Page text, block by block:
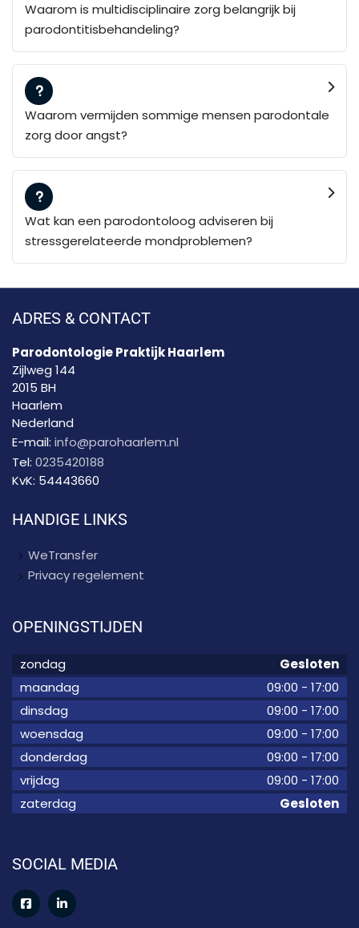
Waarom is multidisciplinaire zorg belangrijk bij
parodontitisbehandeling?
Waarom vermijden sommige mensen parodontale
zorg door angst?
Wat kan een parodontoloog adviseren bij
stressgerelateerde mondproblemen?
ADRES & CONTACT
Parodontologie Praktijk Haarlem
Zijlweg 144
2015 BH
Haarlem
Nederland
E-mail: info@parohaarlem.nl
Tel: 0235420188
KvK: 54443660
HANDIGE LINKS
WeTransfer
Privacy regelement
OPENINGSTIJDEN
zondag
Gesloten
maandag
09:00 - 17:00
dinsdag
09:00 - 17:00
woensdag
09:00 - 17:00
donderdag
09:00 - 17:00
vrijdag
09:00 - 17:00
zaterdag
Gesloten
SOCIAL MEDIA